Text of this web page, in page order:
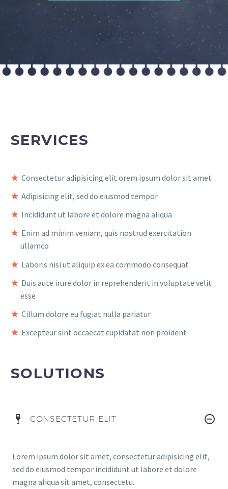
SERVICES
Consectetur adipisicing elit orem ipsum dolor sit amet
Adipisicing elit, sed do eiusmod tempor
Incididunt ut labore et dolore magna aliqua
Enim ad minim veniam, quis nostrud exercitation
ullamco
Laboris nisi ut aliquip ex ea commodo consequat
Duis aute irure dolor in reprehenderit in voluptate velit
esse
Cillum dolore eu fugiat nulla pariatur
Excepteur sint occaecat cupidatat non proident
SOLUTIONS
CONSECTETUR ELIT
Lorem ipsum dolor sit amet, consectetur adipisicing elit,
sed do eiusmod tempor incididunt ut labore et dolore
magna aliqua sit amet, consectetu.